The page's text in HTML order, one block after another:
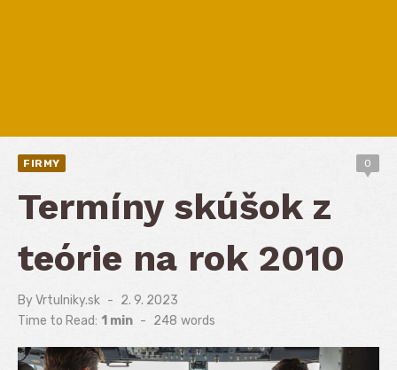
FIRMY 0
Termíny skúšok z
teórie na rok 2010
ByVrtulniky.sk
Posted
on
2. 9. 2023
Time to Read: 1 min - 248 words